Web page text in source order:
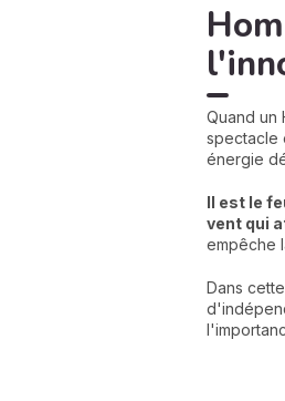
Quand un
spectacle
énergie
Il est le
vent qui
empêche
Dans